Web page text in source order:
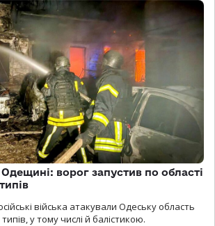
ворог запустив по області
війська атакували Одеську область
у тому числі й балістикою.